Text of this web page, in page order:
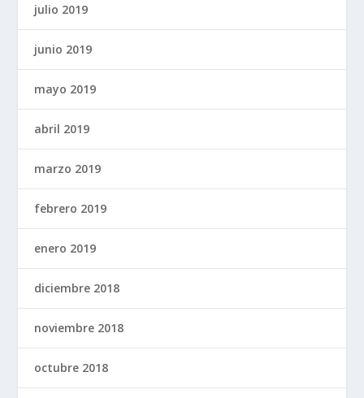
julio 2019
junio 2019
mayo 2019
abril 2019
marzo 2019
febrero 2019
enero 2019
diciembre 2018
noviembre 2018
octubre 2018